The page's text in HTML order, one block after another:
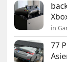
in
77